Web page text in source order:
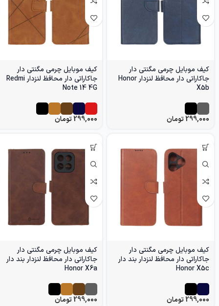
کیف موبایل چرمی مگنتی دار
جاکاراتی دار محافظ لنزدار Honor
X5b
299,000تومان
کیف موبایل چرمی مگنتی دار
جاکاراتی دار محافظ لنزدار Redmi
Note 14 4G
299,000تومان
کیف موبایل چرمی مگنتی دار
جاکاراتی دار محافظ لنزدار بند دار
Honor X5c
299,000تومان
کیف موبایل چرمی مگنتی دار
جاکاراتی دار محافظ لنزدار بند دار
Honor X6a
299,000تومان